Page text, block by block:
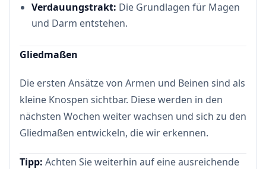
Verdauungstrakt: Die Grundlagen für Magen
und Darm entstehen.
Gliedmaßen
Die ersten Ansätze von Armen und Beinen sind als
kleine Knospen sichtbar. Diese werden in den
nächsten Wochen weiter wachsen und sich zu den
Gliedmaßen entwickeln, die wir erkennen.
Tipp: Achten Sie weiterhin auf eine ausreichende